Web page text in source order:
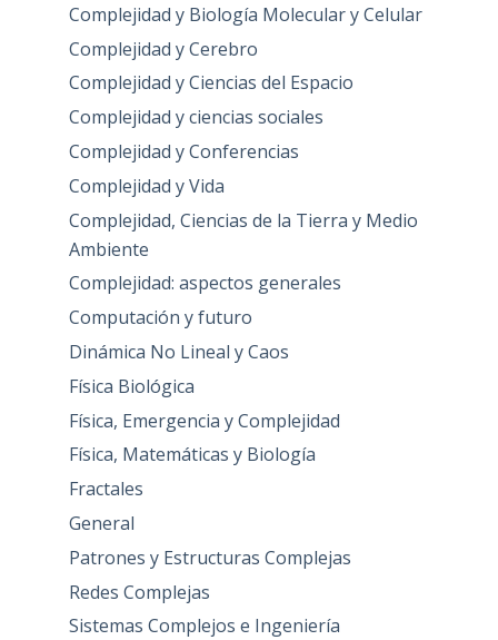
Complejidad y Biología Molecular y Celular
Complejidad y Cerebro
Complejidad y Ciencias del Espacio
Complejidad y ciencias sociales
Complejidad y Conferencias
Complejidad y Vida
Complejidad, Ciencias de la Tierra y Medio
Ambiente
Complejidad: aspectos generales
Computación y futuro
Dinámica No Lineal y Caos
Física Biológica
Física, Emergencia y Complejidad
Física, Matemáticas y Biología
Fractales
General
Patrones y Estructuras Complejas
Redes Complejas
Sistemas Complejos e Ingeniería